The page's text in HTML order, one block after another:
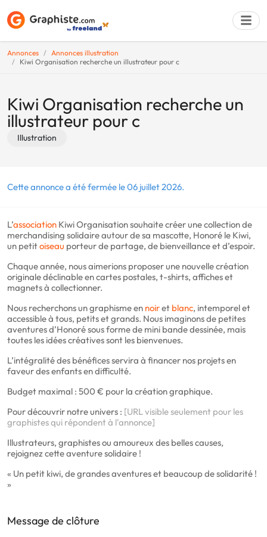
Annonces
Annonces illustration
Kiwi Organisation recherche un illustrateur pour c
Kiwi Organisation recherche un
illustrateur pour c
Illustration
Cette annonce a été fermée le 06 juillet 2026.
L’association Kiwi Organisation souhaite créer une collection de
merchandising solidaire autour de sa mascotte, Honoré le Kiwi,
un petitoiseau porteur de partage, de bienveillance et d’espoir.
Chaque année, nous aimerions proposer une nouvelle création
originale déclinable en cartes postales, t-shirts, affiches et
magnets à collectionner.
Nous recherchons un graphisme en noiret blanc, intemporel et
accessible à tous, petits et grands. Nous imaginons de petites
aventures d’Honoré sous forme de mini bande dessinée, mais
toutes les idées créatives sont les bienvenues.
L’intégralité des bénéfices servira à financer nos projets en
faveur des enfants en difficulté.
Budget maximal : 500 € pour la création graphique.
Pour découvrir notre univers : [URL visible seulement pour les
graphistes qui répondent à l'annonce]
Illustrateurs, graphistes ou amoureux des belles causes,
rejoignez cette aventure solidaire !
« Un petit kiwi, de grandes aventures et beaucoup de solidarité !
»
Message de clôture